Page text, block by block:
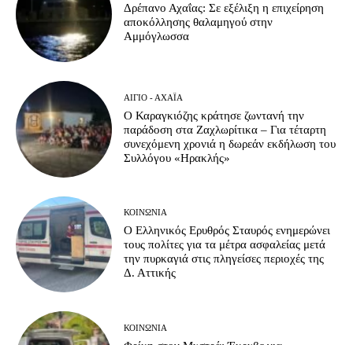
Δρέπανο Αχαΐας: Σε εξέλιξη η επιχείρηση
αποκόλλησης θαλαμηγού στην
Αμμόγλωσσα
ΑΊΓΙΟ - ΑΧΑΪ́Α
Ο Καραγκιόζης κράτησε ζωντανή την
παράδοση στα Ζαχλωρίτικα – Για τέταρτη
συνεχόμενη χρονιά η δωρεάν εκδήλωση του
Συλλόγου «Ηρακλής»
ΚΟΙΝΩΝΊΑ
Ο Ελληνικός Ερυθρός Σταυρός ενημερώνει
τους πολίτες για τα μέτρα ασφαλείας μετά
την πυρκαγιά στις πληγείσες περιοχές της
Δ. Αττικής
ΚΟΙΝΩΝΊΑ